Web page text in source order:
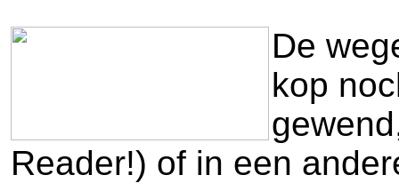
De
kop
Reader!) of in een